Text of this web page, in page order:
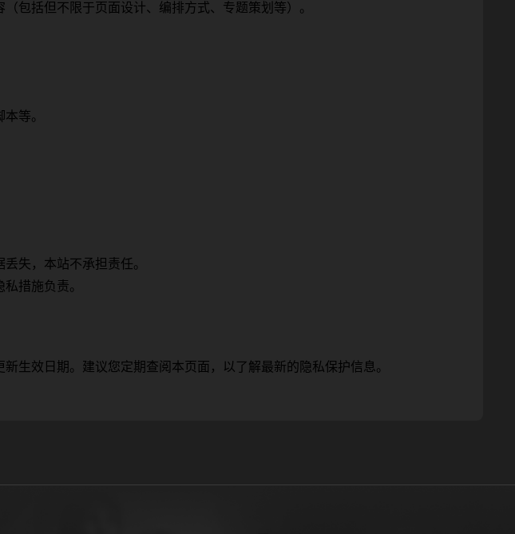
包括但不限于页面设计、编排方式、专题策划等）。
等。
失，本站不承担责任。
措施负责。
生效日期。建议您定期查阅本页面，以了解最新的隐私保护信息。